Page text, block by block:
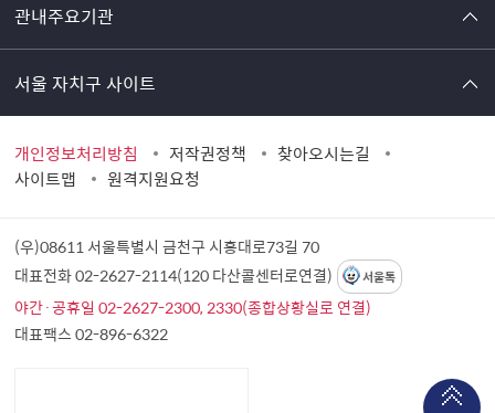
관내주요기관
서울 자치구 사이트
개인정보처리방침 저작권정책
찾아오시는길
사이트맵
원격지원요청
(우)08611 서울특별시 금천구 시흥대로73길 70
대표전화 02-2627-2114(120 다산콜센터로연결)
서울톡
야간·공휴일 02-2627-2300, 2330(종합상황실로 연결)
대표팩스 02-896-6322